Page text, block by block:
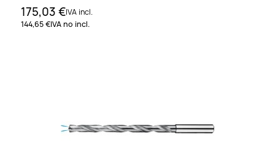
175,03 €IVA incl.
144,65 €IVA no incl.